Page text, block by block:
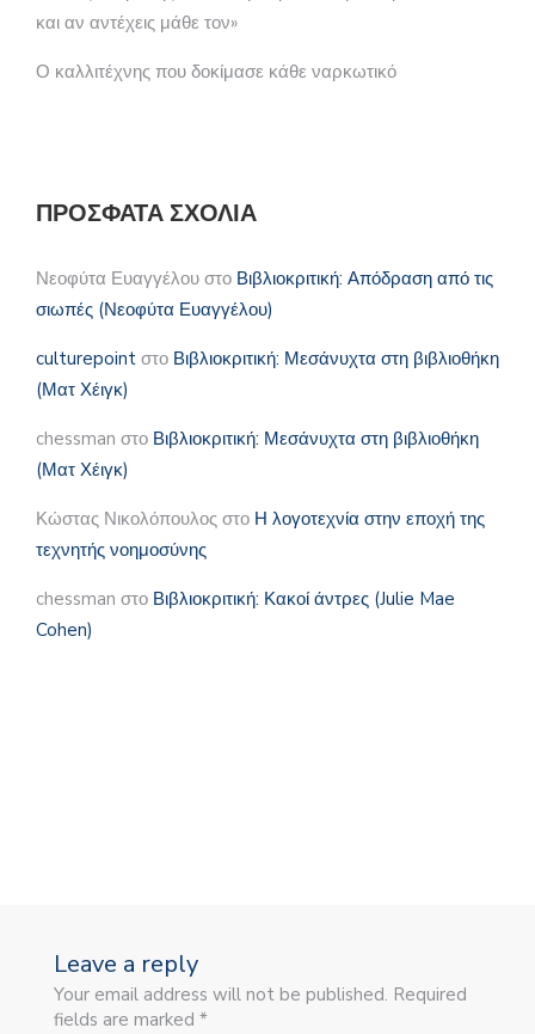
και αν αντέχεις μάθε τον»
Ο καλλιτέχνης που δοκίμασε κάθε ναρκωτικό
ΠΡΌΣΦΑΤΑ ΣΧΌΛΙΑ
Νεοφύτα Ευαγγέλου στο Βιβλιοκριτική: Απόδραση από τις
σιωπές (Νεοφύτα Ευαγγέλου)
culturepoint στο Βιβλιοκριτική: Μεσάνυχτα στη βιβλιοθήκη
(Ματ Χέιγκ)
chessman στο Βιβλιοκριτική: Μεσάνυχτα στη βιβλιοθήκη
(Ματ Χέιγκ)
Κώστας Νικολόπουλος στο Η λογοτεχνία στην εποχή της
τεχνητής νοημοσύνης
chessman στο Βιβλιοκριτική: Κακοί άντρες (Julie Mae
Cohen)
Leave a reply
Your email address will not be published. Required
fields are marked *